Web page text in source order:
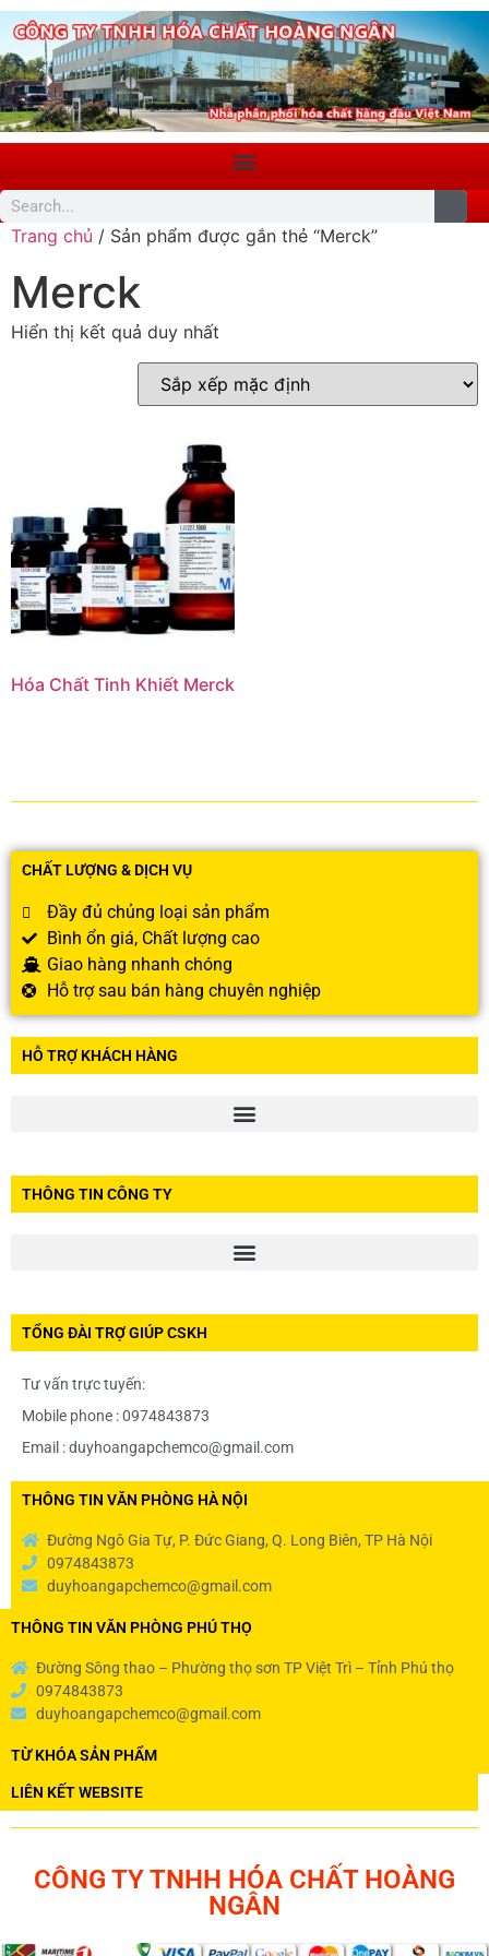
Trang chủ / Sản phẩm được gắn thẻ “Merck”
Merck
Hiển thị kết quả duy nhất
Hóa Chất Tinh Khiết Merck
CHẤT LƯỢNG & DỊCH VỤ
Đầy đủ chủng loại sản phẩm
Bình ổn giá, Chất lượng cao
Giao hàng nhanh chóng
Hỗ trợ sau bán hàng chuyên nghiệp
HỖ TRỢ KHÁCH HÀNG
THÔNG TIN CÔNG TY
TỔNG ĐÀI TRỢ GIÚP CSKH
Tư vấn trực tuyến:
Mobile phone : 0974843873
Email : duyhoangapchemco@gmail.com
THÔNG TIN VĂN PHÒNG HÀ NỘI
Đường Ngô Gia Tự, P. Đức Giang, Q. Long Biên, TP Hà Nội
0974843873
duyhoangapchemco@gmail.com
THÔNG TIN VĂN PHÒNG PHÚ THỌ
Đường Sông thao – Phường thọ sơn TP Việt Trì – Tỉnh Phú thọ
0974843873
duyhoangapchemco@gmail.com
TỪ KHÓA SẢN PHẨM
LIÊN KẾT WEBSITE
CÔNG TY TNHH HÓA CHẤT HOÀNG
NGÂN